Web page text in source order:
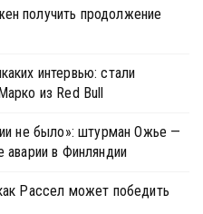
получить продолжение
интервью: стали
из Red Bull
не было»: штурман Ожье —
аварии в Финляндии
Рассел может победить